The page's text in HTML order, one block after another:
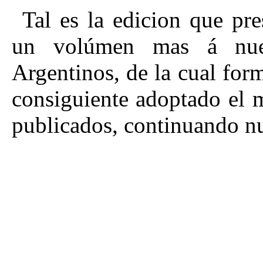
Tal es la edicion que
un volúmen mas á
Argentinos, de la cual
consiguiente adoptado el
publicados, continuando